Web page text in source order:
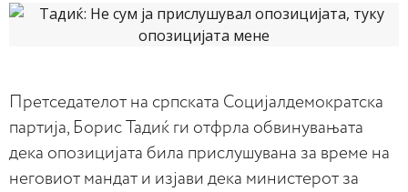
Претседателот на српската Социјалдемократска
партија, Борис Тадиќ ги отфрла обвинувањата
дека опозицијата била прислушувана за време на
неговиот мандат и изјави дека министерот за